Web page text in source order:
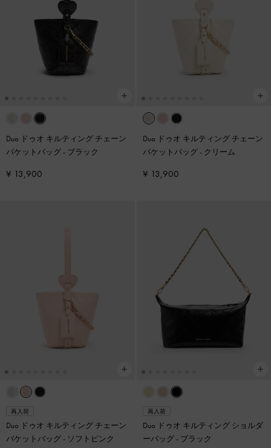
Duo ドゥオ キルティング チェーン
バケットバッグ- ブラック
¥ 13,900
Duo ドゥオ キルティング チェーン
バケットバッグ- クリーム
¥ 13,900
再入荷
Duo ドゥオ キルティング チェーン
バケットバッグ- ソフトピンク
再入荷
Duo ドゥオ キルティング ショルダ
ーバッグ- ブラック